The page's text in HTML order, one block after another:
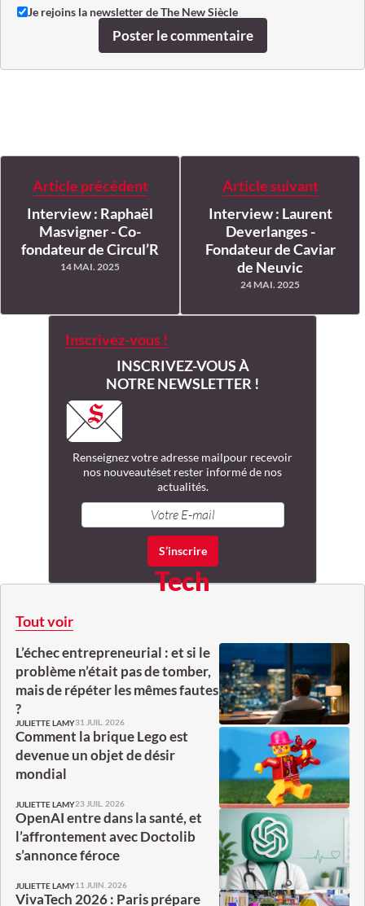
Je rejoins la newsletter de The New Siècle
Poster le commentaire
Article précédent
Interview : Raphaël
Masvigner - Co-
fondateur de Circul’R
14 MAI. 2025
Article suivant
Interview : Laurent
Deverlanges -
Fondateur de Caviar
de Neuvic
24 MAI. 2025
Inscrivez-vous !
INSCRIVEZ-VOUS À
NOTRE NEWSLETTER !
Renseignez votre adresse mailpour recevoir
nos nouveautéset rester informé de nos
actualités.
Tech
Tout voir
L’échec entrepreneurial : et si le
problème n’était pas de tomber,
mais de répéter les mêmes fautes
?
JULIETTE LAMY31 JUIL. 2026
Comment la brique Lego est
devenue un objet de désir
mondial
JULIETTE LAMY23 JUIL. 2026
OpenAI entre dans la santé, et
l’affrontement avec Doctolib
s’annonce féroce
JULIETTE LAMY11 JUIN. 2026
VivaTech 2026 : Paris prépare